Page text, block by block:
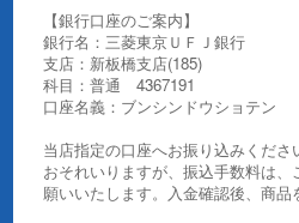
【銀行口座のご案内】
銀行名：三菱東京ＵＦＪ銀行
支店：新板橋支店(185)
科目：普通 4367191
口座名義：ブンシンドウショテン
当店指定の口座へお振り込みくださ
おそれいりますが、振込手数料は
願いいたします。入金確認後、商品